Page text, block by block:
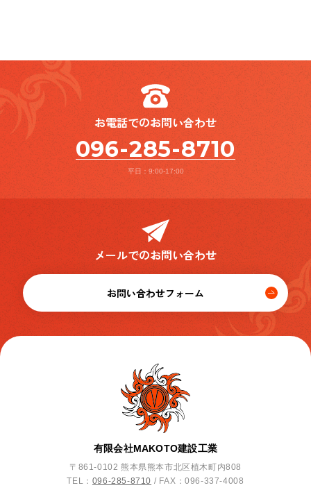
お電話でのお問い合わせ
096-285-8710
平日：9:00-17:00
メールでのお問い合わせ
お問い合わせフォーム
有限会社MAKOTO建設工業
〒861-0102 熊本県熊本市北区植木町内808
TEL： 096-285-8710 / FAX：096-337-4008